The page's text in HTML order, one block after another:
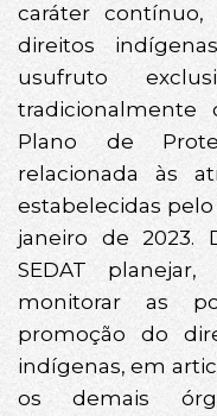
caráter
direitos
usufruto
tradicionalmente
Plano de
relacionada às
estabelecidas pelo
janeiro de 2023.
SEDAT
monitorar as
promoção do
indígenas, em
os demais